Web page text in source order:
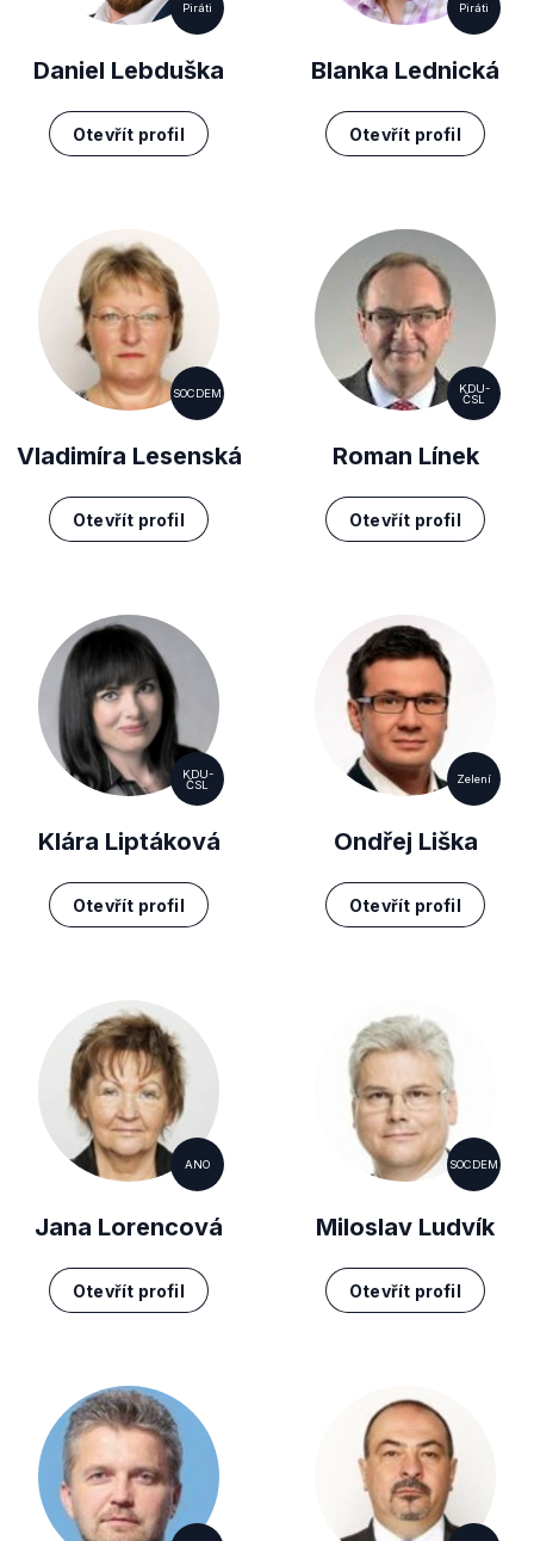
Piráti
Daniel Lebduška
Otevřít profil
Piráti
Blanka Lednická
Otevřít profil
SOCDEM
Vladimíra Lesenská
Otevřít profil
KDU-
ČSL
Roman Línek
Otevřít profil
KDU-
ČSL
Klára Liptáková
Otevřít profil
Zelení
Ondřej Liška
Otevřít profil
ANO
Jana Lorencová
Otevřít profil
SOCDEM
Miloslav Ludvík
Otevřít profil